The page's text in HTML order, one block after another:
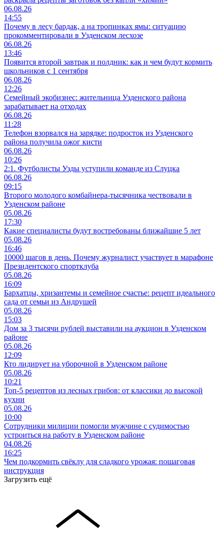
06.08.26
14:55
Почему в лесу бардак, а на тропинках ямы: ситуацию
прокомментировали в Узденском лесхозе
06.08.26
13:46
Появится второй завтрак и полдник: как и чем будут кормить
школьников с 1 сентября
06.08.26
12:26
Семейный экобизнес: жительница Узденского района
зарабатывает на отходах
06.08.26
11:28
Телефон взорвался на зарядке: подросток из Узденского
района получила ожог кисти
06.08.26
10:26
2:1. Футболисты Узды уступили команде из Слуцка
06.08.26
09:15
Второго молодого комбайнера-тысячника чествовали в
Узденском районе
05.08.26
17:30
Какие специалисты будут востребованы ближайшие 5 лет
05.08.26
16:46
10000 шагов в день. Почему журналист участвует в марафоне
Президентского спортклуба
05.08.26
16:09
Бархатцы, хризантемы и семейное счастье: рецепт идеального
сада от семьи из Андрушей
05.08.26
15:03
Дом за 3 тысячи рублей выставили на аукцион в Узденском
районе
05.08.26
12:09
Кто лидирует на уборочной в Узденском районе
05.08.26
10:21
Топ-5 рецептов из лесных грибов: от классики до высокой
кухни
05.08.26
10:00
Сотрудники милиции помогли мужчине с судимостью
устроиться на работу в Узденском районе
04.08.26
16:25
Чем подкормить свёклу для сладкого урожая: пошаговая
инструкция
Загрузить ещё